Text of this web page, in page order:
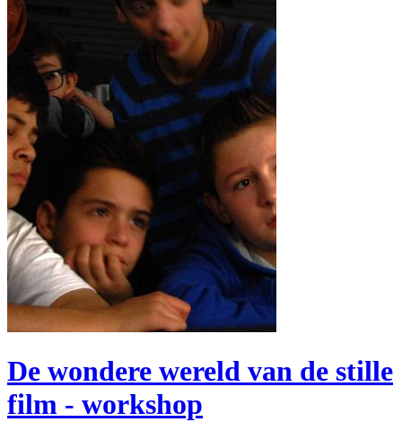
De wondere wereld van de stille
film - workshop